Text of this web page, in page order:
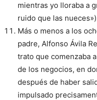
mientras yo lloraba a
ruido que las
Más o menos a los
padre, Alfonso Ávila
trato que comenzaba
de los negocios, en
después de haber
impulsado